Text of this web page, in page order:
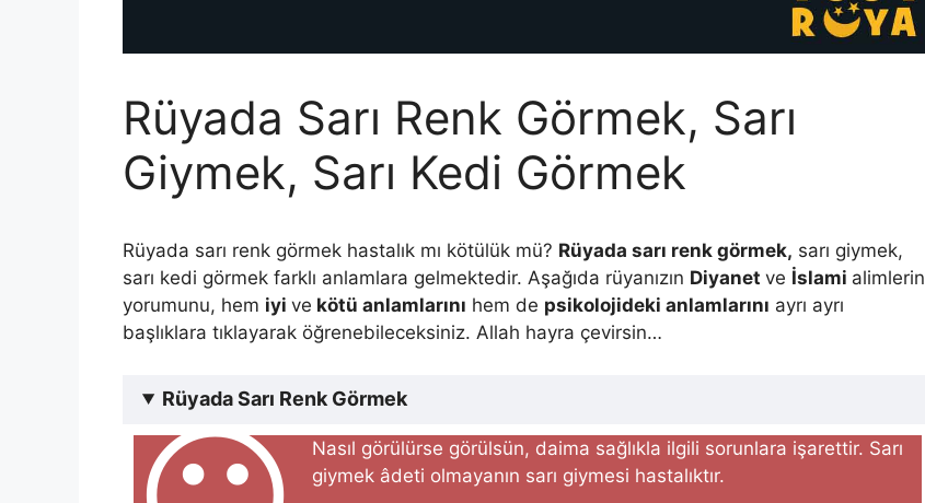
Rüyada Sarı Renk Görmek, Sarı
Giymek, Sarı Kedi Görmek
Rüyada sarı renk görmek hastalık mı kötülük mü? Rüyada sarı renk görmek, sarı giymek,
sarı kedi görmek farklı anlamlara gelmektedir. Aşağıda rüyanızın Diyanet ve İslami alimlerin
yorumunu, hem iyi ve kötü anlamlarını hem de psikolojideki anlamlarını ayrı ayrı
başlıklara tıklayarak öğrenebileceksiniz. Allah hayra çevirsin…
Rüyada Sarı Renk Görmek
Nasıl görülürse görülsün, daima sağlıkla ilgili sorunla­ra işarettir. Sarı
giymek âdeti olmayanın sarı giymesi hastalık­tır.